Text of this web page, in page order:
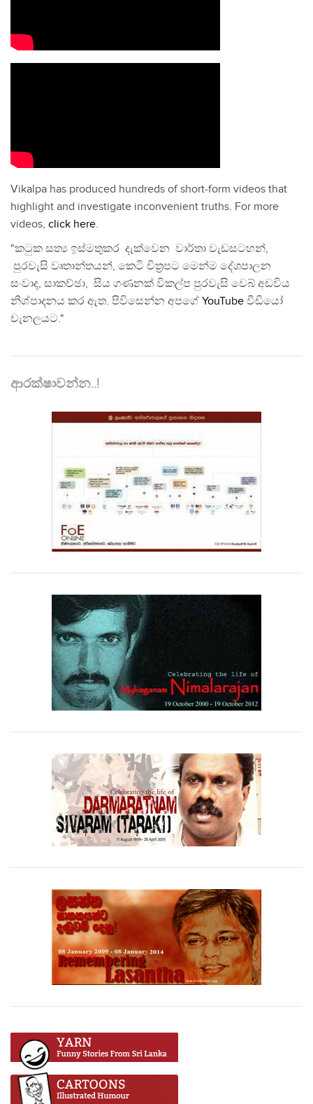
Vikalpa has produced hundreds of short-form videos that
highlight and investigate inconvenient truths. For more
videos, click here.
"කටුක සත්‍ය ඉස්මතුකර දැක්වෙන වාර්තා වැඩසටහන්,
පුරවැසි වෘතාන්තයන්, කෙටි චිත්‍රපට මෙන්ම දේශපාලන
සංවාද, සාකච්ඡා, සිය ගණනක් විකල්ප පුරවැසි වෙබ් අඩවිය
නිශ්පාදනය කර ඇත. පිවිසෙන්න අපගේ YouTube වීඩියෝ
චැනලයට."
ආරක්ෂාවන්න..!